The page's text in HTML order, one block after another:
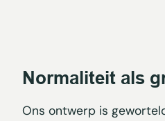
Normaliteit als
Ons ontwerp is